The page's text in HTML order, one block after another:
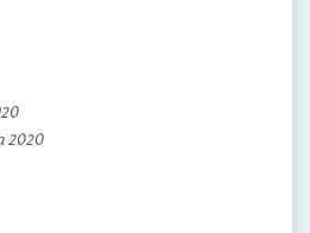
2020